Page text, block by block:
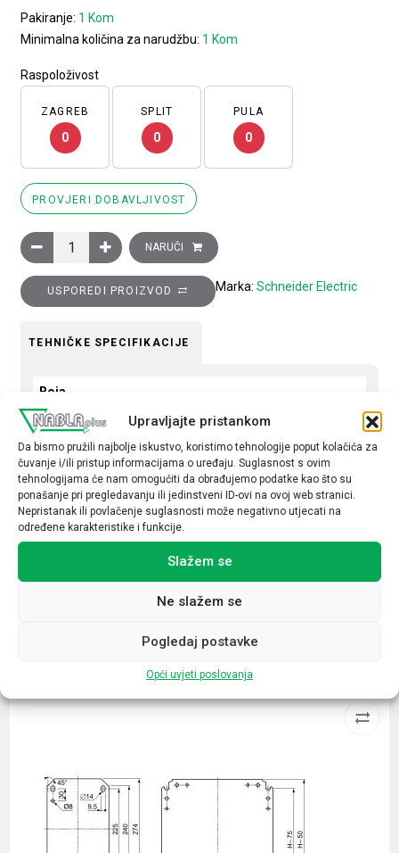
Upravljajte pristankom
Da bismo pružili najbolje iskustvo, koristimo tehnologije poput kolačića za
čuvanje i/ili pristup informacijama o uređaju. Suglasnost s ovim
tehnologijama će nam omogućiti da obrađujemo podatke kao što su
ponašanje pri pregledavanju ili jedinstveni ID-ovi na ovoj web stranici.
Nepristanak ili povlačenje suglasnosti može negativno utjecati na
određene karakteristike i funkcije.
Slažem se
Ne slažem se
Pogledaj postavke
Opći uvjeti poslovanja
Pakiranje: 1 Kom
Minimalna količina za narudžbu: 1 Kom
Raspoloživost
ZAGREB
0
SPLIT
0
PULA
0
PROVJERI DOBAVLJIVOST
Blok bijele lampice s kućištem odnosno spojnim prstenom i
NARUČI
USPOREDI PROIZVOD Marka: Schneider Electric
TEHNIČKE SPECIFIKACIJE
Boja
Bijela
Kontakti
1R
Tip opreme
blok lampice
Povezani proizvodi